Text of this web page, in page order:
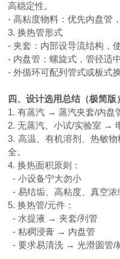
高稳定性。
- 高粘度物料：优先内盘管
3. 换热管形式
- 夹套：内部设导流结构，
- 内盘管：螺旋式，管径适
- 外循环可配列管式或板式
四、设计选用总结（极简版）
1. 有蒸汽 → 蒸汽夹套/内盘
2. 无蒸汽、小试/实验室 →
3. 高温、有机溶剂、热敏
全。
4. 换热面积原则：
- 小设备宁大勿小
- 易结垢、高粘度、真空
5. 换热管/元件：
- 水提液 → 夹套/列管
- 粘稠浸膏 → 内盘管
- 要求易清洗 → 光滑圆管/